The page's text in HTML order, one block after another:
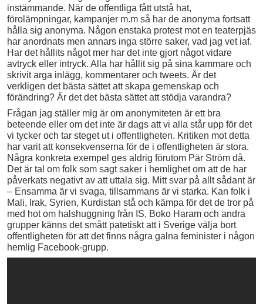
instämmande. När de offentliga fått utstå hat,
förolämpningar, kampanjer m.m så har de anonyma fortsatt
hålla sig anonyma. Någon enstaka protest mot en teaterpjäs
har anordnats men annars inga större saker, vad jag vet iaf.
Har det hållits något mer har det inte gjort något vidare
avtryck eller intryck. Alla har hållit sig på sina kammare och
skrivit arga inlägg, kommentarer och tweets. Är det
verkligen det bästa sättet att skapa gemenskap och
förändring? Är det det bästa sättet att stödja varandra?
Frågan jag ställer mig är om anonymiteten är ett bra
beteende eller om det inte är dags att vi alla står upp för det
vi tycker och tar steget ut i offentligheten. Kritiken mot detta
har varit att konsekvenserna för de i offentligheten är stora.
Några konkreta exempel ges aldrig förutom Pär Ström då.
Det är tal om folk som sagt saker i hemlighet om att de har
påverkats negativt av att uttala sig. Mitt svar på allt sådant är
– Ensamma är vi svaga, tillsammans är vi starka. Kan folk i
Mali, Irak, Syrien, Kurdistan stå och kämpa för det de tror på
med hot om halshuggning från IS, Boko Haram och andra
grupper känns det smått patetiskt att i Sverige välja bort
offentligheten för att det finns några galna feminister i någon
hemlig Facebook-grupp.